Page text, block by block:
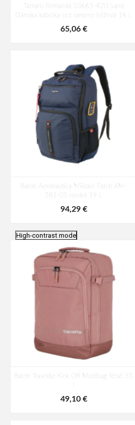
Tamaris Fernanda 33665-420 Sand
Dámska kabelka cez rameno béžová 16 L
65,06 €
Batoh Aeronautica Militare Patch AM-
581-05 modrá 19 L
94,29 €
High-contrast mode
Batoh Travelite Kick Off Multibag Rosé 35
49,10 €